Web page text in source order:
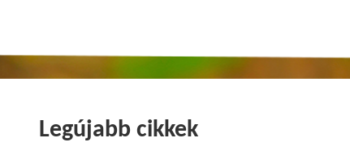
Legújabb cikkek